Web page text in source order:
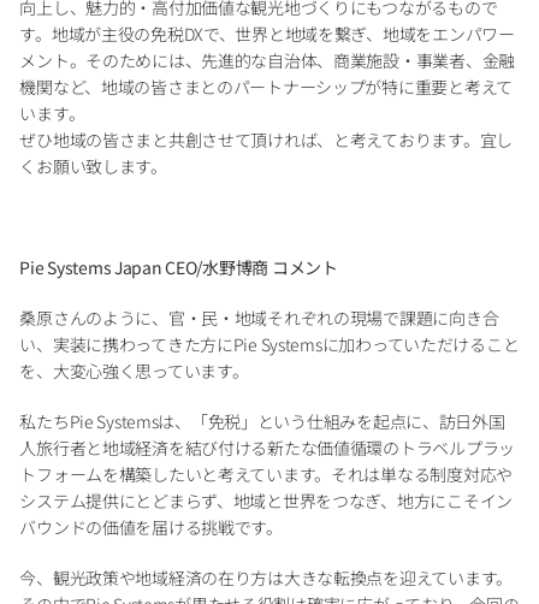
向上し、魅力的・高付加価値な観光地づくりにもつながるもので
す。地域が主役の免税DXで、世界と地域を繋ぎ、地域をエンパワー
メント。そのためには、先進的な自治体、商業施設・事業者、金融
機関など、地域の皆さまとのパートナーシップが特に重要と考えて
います。
ぜひ地域の皆さまと共創させて頂ければ、と考えております。宜し
くお願い致します。
Pie Systems Japan CEO/水野博商 コメント
桑原さんのように、官・民・地域それぞれの現場で課題に向き合
い、実装に携わってきた方にPie Systemsに加わっていただけること
を、大変心強く思っています。
私たちPie Systemsは、「免税」という仕組みを起点に、訪日外国
人旅行者と地域経済を結び付ける新たな価値循環のトラベルプラッ
トフォームを構築したいと考えています。それは単なる制度対応や
システム提供にとどまらず、地域と世界をつなぎ、地方にこそイン
バウンドの価値を届ける挑戦です。
今、観光政策や地域経済の在り方は大きな転換点を迎えています。